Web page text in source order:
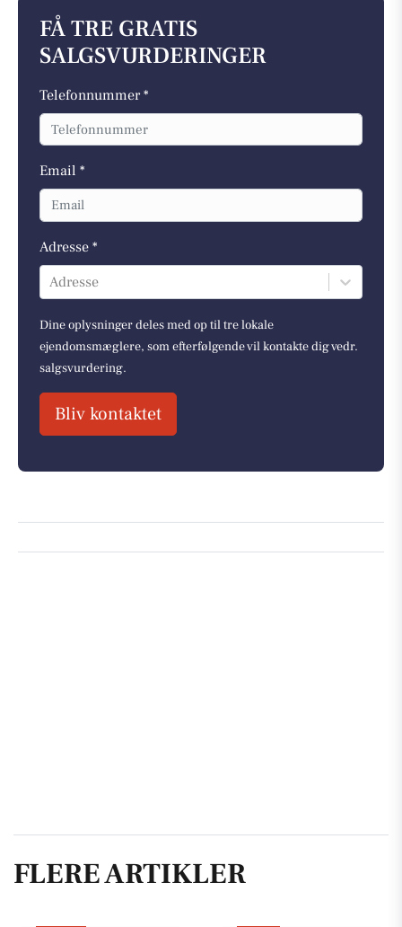
FÅ TRE GRATIS
SALGSVURDERINGER
Telefonnummer *
Email *
Adresse *
Adresse
Dine oplysninger deles med op til tre lokale
ejendomsmæglere, som efterfølgende vil kontakte dig vedr.
salgsvurdering.
Bliv kontaktet
FLERE ARTIKLER